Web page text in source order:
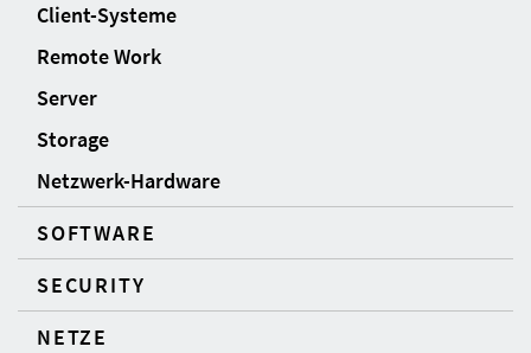
Client-Systeme
Remote Work
Server
Storage
Netzwerk-Hardware
SOFTWARE
SECURITY
NETZE